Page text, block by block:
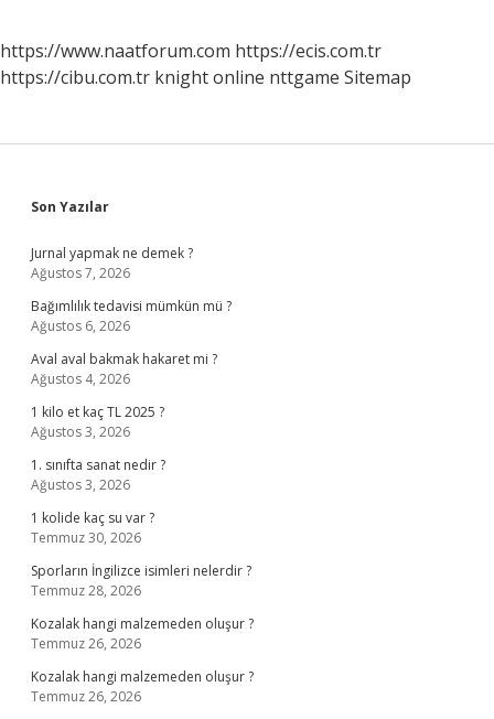
https://www.naatforum.com https://ecis.com.tr
https://cibu.com.tr knight online nttgame Sitemap
Sidebar
Son Yazılar
Jurnal yapmak ne demek ?
Ağustos 7, 2026
Bağımlılık tedavisi mümkün mü ?
Ağustos 6, 2026
Aval aval bakmak hakaret mi ?
Ağustos 4, 2026
1 kilo et kaç TL 2025 ?
Ağustos 3, 2026
1. sınıfta sanat nedir ?
Ağustos 3, 2026
1 kolide kaç su var ?
Temmuz 30, 2026
Sporların İngilizce isimleri nelerdir ?
Temmuz 28, 2026
Kozalak hangi malzemeden oluşur ?
Temmuz 26, 2026
Kozalak hangi malzemeden oluşur ?
Temmuz 26, 2026